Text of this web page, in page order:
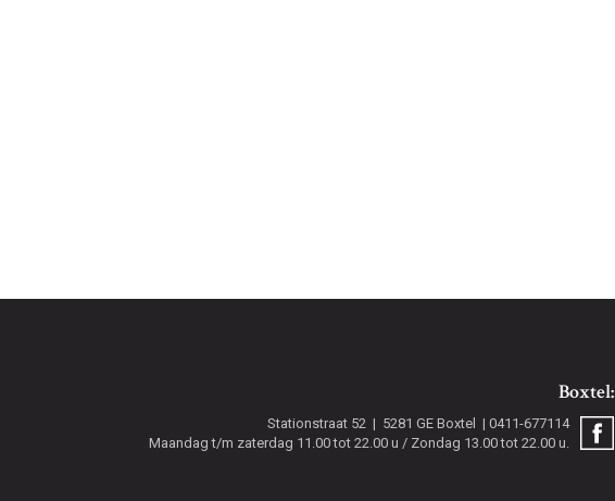
Boxtel:
Stationstraat 52 5281 GE Boxtel
0411-677114
Maandag t/m zaterdag 11.00 tot 22.00 u / Zondag 13.00 tot 22.00 u.